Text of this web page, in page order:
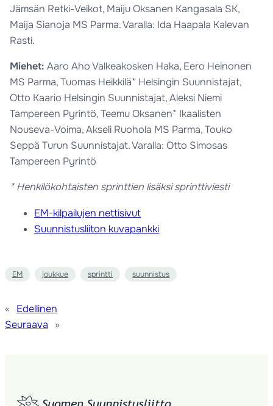
Jämsän Retki-Veikot, Maiju Oksanen Kangasala SK,
Maija Sianoja MS Parma. Varalla: Ida Haapala Kalevan
Rasti.
Miehet:Aaro Aho Valkeakosken Haka, Eero Heinonen
MS Parma, Tuomas Heikkilä* Helsingin Suunnistajat,
Otto Kaario Helsingin Suunnistajat, Aleksi Niemi
Tampereen Pyrintö, Teemu Oksanen* Ikaalisten
Nouseva-Voima, Akseli Ruohola MS Parma, Touko
Seppä Turun Suunnistajat. Varalla: Otto Simosas
Tampereen Pyrintö
* Henkilökohtaisten sprinttien lisäksi sprinttiviesti
EM-kilpailujen nettisivut
Suunnistusliiton kuvapankki
EM joukkue sprintti suunnistus
«
Edellinen
Seuraava
»